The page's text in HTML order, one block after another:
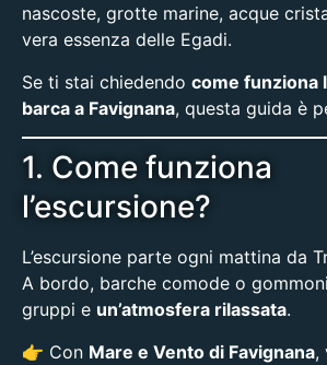
nascoste, grotte marine, acque
vera essenza delle Egadi.
Se ti stai chiedendo come funziona
barca a Favignana, questa guida è
1. Come funziona
l’escursione?
L’escursione parte ogni mattina da
A bordo, barche comode o
gruppi e un’atmosfera rilassata.
👉 Con Mare e Vento di Favignana,